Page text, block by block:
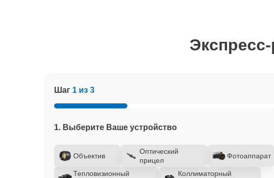
Шаг 1 из 3
1. Выберите Ваше устройство
Объектив
Оптический
прицел
Фотоаппарат
Тепловизионный
Коллиматорный